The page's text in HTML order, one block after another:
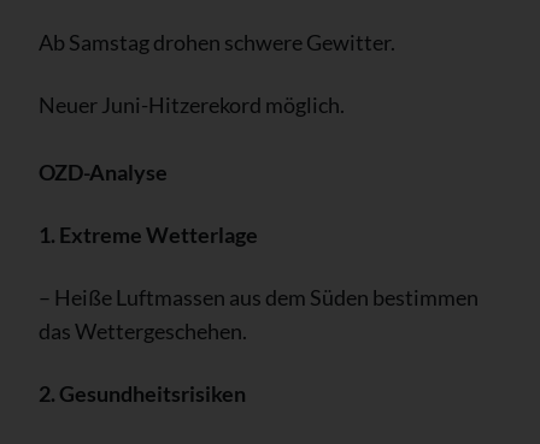
Ab Samstag drohen schwere Gewitter.
Neuer Juni-Hitzerekord möglich.
OZD-Analyse
1. Extreme Wetterlage
– Heiße Luftmassen aus dem Süden bestimmen
das Wettergeschehen.
2. Gesundheitsrisiken